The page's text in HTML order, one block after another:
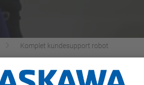
Komplet kundesupport robot